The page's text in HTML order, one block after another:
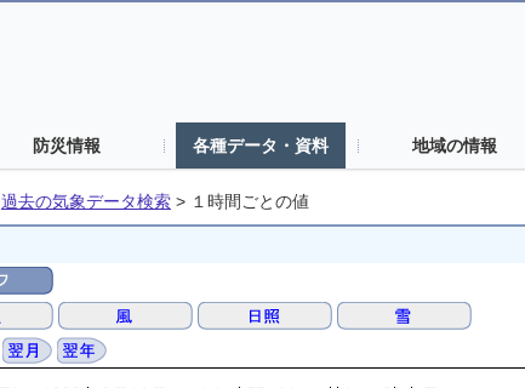
防災情報 各種データ・資料 地域の情報
過去の気象データ検索 > １時間ごとの値